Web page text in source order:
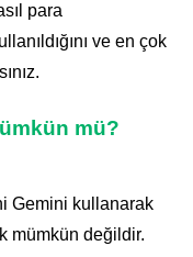
para
ve en çok
mü?
Gemini kullanarak
mümkün değildir.